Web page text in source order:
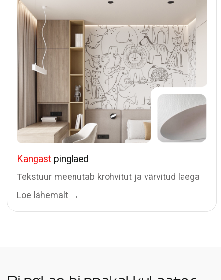
Privaatsuspoliitika
© PinglaedPRO OÜ, 2024 — 2026